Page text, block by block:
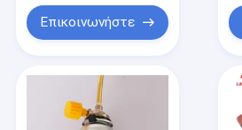
Επικοινωνήστε